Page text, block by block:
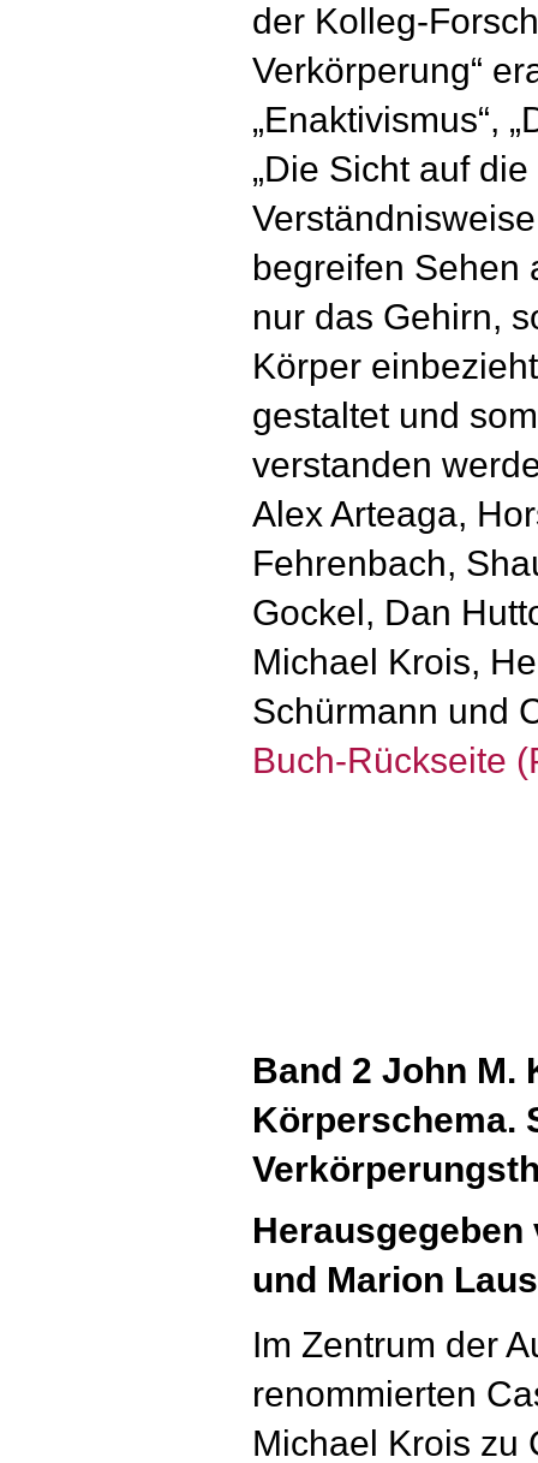
der Kolleg-
Verkörperung“
„Enaktivismus“,
„Die Sicht auf
begreifen Sehen
nur das Gehirn,
Körper
gestaltet und
verstanden
Alex Arteaga,
Fehrenbach,
Gockel, Dan
Michael Krois,
Schürmann und
Buch-Rückseite
Band 2 John
Körperschema.
und Marion
Im Zentrum der
renommierten
Michael Krois zu